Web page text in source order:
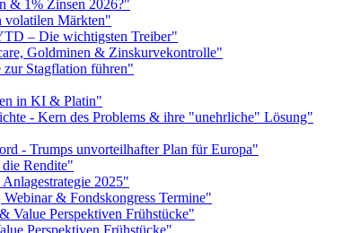
& 1% Zinsen 2026?"
volatilen Märkten"
– Die wichtigsten Treiber"
Goldminen & Zinskurvekontrolle"
Stagflation führen"
in KI & Platin"
- Kern des Problems & ihre "unehrliche" Lösung"
- Trumps unvorteilhafter Plan für Europa"
Rendite"
2025"
& Fondskongress Termine"
Value Perspektiven Frühstücke"
Perspektiven Frühstücke"